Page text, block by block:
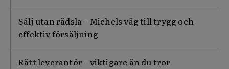
Sälj utan rädsla – Michels väg till trygg och
effektiv försäljning
Rätt leverantör – viktigare än du tror